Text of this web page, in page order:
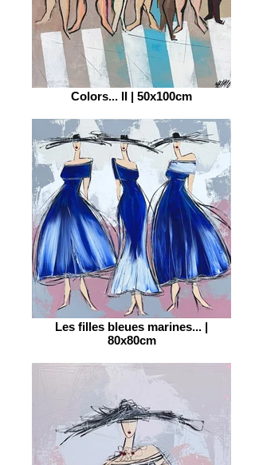
Colors... II | 50x100cm
Les filles bleues marines... |
80x80cm